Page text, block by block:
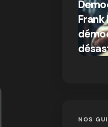
Frank
NOS